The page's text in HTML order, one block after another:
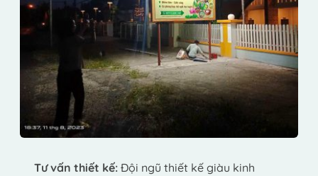
Tư vấn thiết kế: Đội ngũ thiết kế giàu kinh